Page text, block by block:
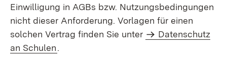
Einwilligung in AGBs bzw. Nutzungsbedingungen
nicht dieser Anforderung. Vorlagen für einen
solchen Vertrag finden Sie unter
Datenschutz
an Schulen.